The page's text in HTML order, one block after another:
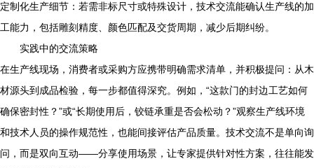
定制化生产细节：若需非标尺寸或特殊设计，技术交流能确认生产线的加
工能力，包括雕刻精度、颜色匹配及交货周期，减少后期纠纷。
实践中的交流策略
在生产线现场，消费者或采购方应携带明确需求清单，并积极提问：从木
材源头到成品检验，每一步都值得深究。例如，“这款门的封边工艺如何
确保密封性？”或“长期使用后，铰链承重是否会松动？”观察生产线环境
和技术人员的操作规范性，也能间接评估产品质量。技术交流不是单向询
问，而是双向互动——分享使用场景，让专家提供针对性方案，往往能发